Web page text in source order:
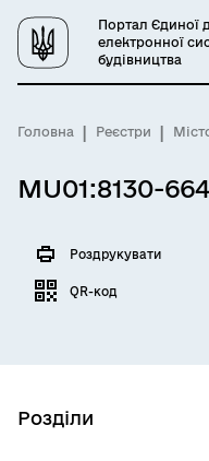
Портал Єдиної
електронної
будівництва
Головна Реєстри
MU01:8130-
Роздрукувати
QR-код
Розділи